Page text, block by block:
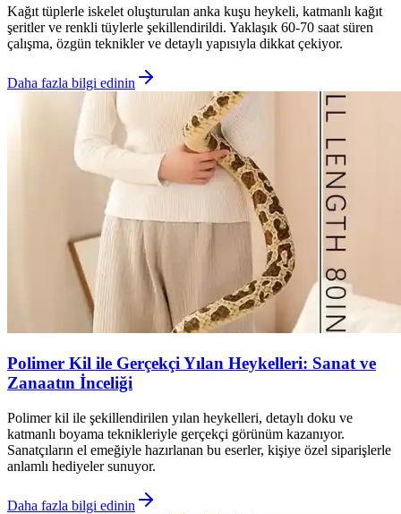
Kağıt tüplerle iskelet oluşturulan anka kuşu heykeli, katmanlı kağıt
şeritler ve renkli tüylerle şekillendirildi. Yaklaşık 60-70 saat süren
çalışma, özgün teknikler ve detaylı yapısıyla dikkat çekiyor.
Daha fazla bilgi edinin
Polimer Kil ile Gerçekçi Yılan Heykelleri: Sanat ve
Zanaatın İnceliği
Polimer kil ile şekillendirilen yılan heykelleri, detaylı doku ve
katmanlı boyama teknikleriyle gerçekçi görünüm kazanıyor.
Sanatçıların el emeğiyle hazırlanan bu eserler, kişiye özel siparişlerle
anlamlı hediyeler sunuyor.
Daha fazla bilgi edinin